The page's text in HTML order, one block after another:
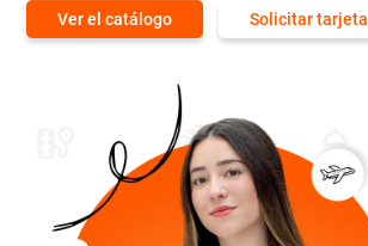
Ver el catálogo Solicitar tarjeta